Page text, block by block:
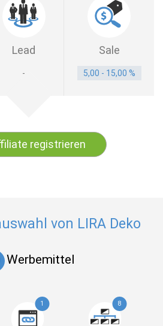
Lead Sale
- 5,00 - 15,00 %
registrieren
von LIRA Deko
Werbemittel
1 8